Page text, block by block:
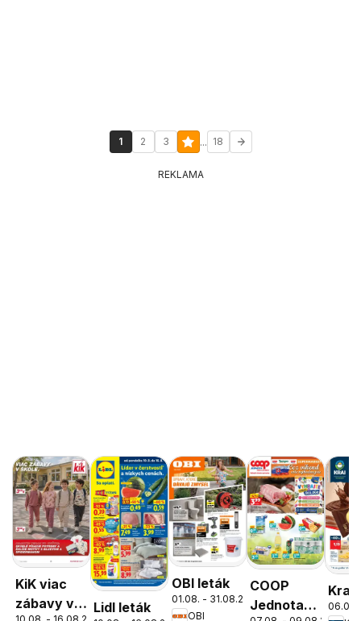
1 2 3 ... 18
REKLAMA
KiK viac
zábavy v
Lidl leták
OBI leták
01.08. - 31.08.2026
OBI
COOP
Jednota
Kraj
06.08.